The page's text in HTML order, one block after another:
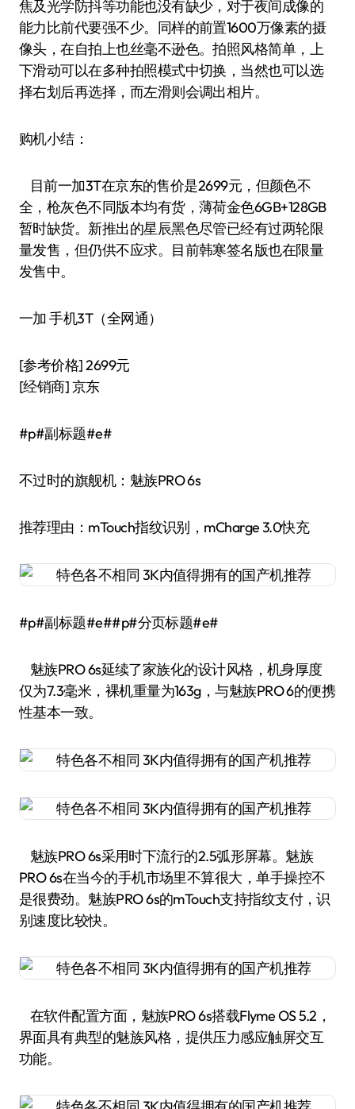
焦及光学防抖等功能也没有缺少，对于夜间成像的
能力比前代要强不少。同样的前置1600万像素的摄
像头，在自拍上也丝毫不逊色。拍照风格简单，上
下滑动可以在多种拍照模式中切换，当然也可以选
择右划后再选择，而左滑则会调出相片。
购机小结：
目前一加3T在京东的售价是2699元，但颜色不
全，枪灰色不同版本均有货，薄荷金色6GB+128GB
暂时缺货。新推出的星辰黑色尽管已经有过两轮限
量发售，但仍供不应求。目前韩寒签名版也在限量
发售中。
一加 手机3T（全网通）
[参考价格] 2699元
[经销商] 京东
#p#副标题#e#
不过时的旗舰机：魅族PRO 6s
推荐理由：mTouch指纹识别，mCharge 3.0快充
#p#副标题#e##p#分页标题#e#
魅族PRO 6s延续了家族化的设计风格，机身厚度
仅为7.3毫米，裸机重量为163g，与魅族PRO 6的便携
性基本一致。
魅族PRO 6s采用时下流行的2.5弧形屏幕。魅族
PRO 6s在当今的手机市场里不算很大，单手操控不
是很费劲。魅族PRO 6s的mTouch支持指纹支付，识
别速度比较快。
在软件配置方面，魅族PRO 6s搭载Flyme OS 5.2，
界面具有典型的魅族风格，提供压力感应触屏交互
功能。